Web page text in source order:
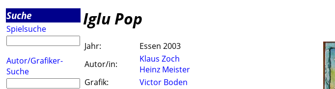
Suche
Spielsuche
Autor/Grafiker-
Suche
Iglu Pop
Jahr:
Essen 2003
Autor/in:
Klaus Zoch
Heinz Meister
Grafik:
Victor Boden